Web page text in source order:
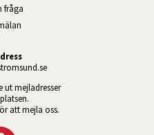
fråga
ut mejladresser
att mejla oss.